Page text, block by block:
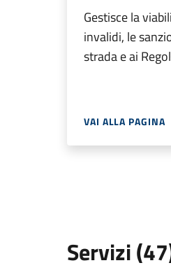
Gestisce la
invalidi, le
strada e ai
VAI ALLA PAGINA
Servizi